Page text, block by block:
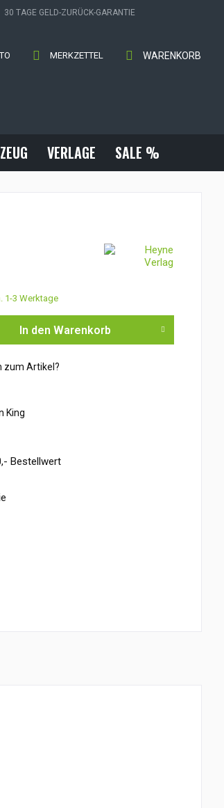
30 TAGE GELD-ZURÜCK-GARANTIE
WARENKORB
MERKZETTEL
VERLAGE SALE %
1-3 Werktage
In den Warenkorb
zum Artikel?
King
Bestellwert